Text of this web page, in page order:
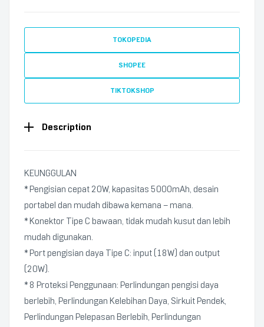
TOKOPEDIA
SHOPEE
TIKTOKSHOP
Description
KEUNGGULAN
* Pengisian cepat 20W, kapasitas 5000mAh, desain
portabel dan mudah dibawa kemana – mana.
* Konektor Tipe C bawaan, tidak mudah kusut dan lebih
mudah digunakan.
* Port pengisian daya Tipe C: input (18W) dan output
(20W).
* 8 Proteksi Penggunaan: Perlindungan pengisi daya
berlebih, Perlindungan Kelebihan Daya, Sirkuit Pendek,
Perlindungan Pelepasan Berlebih, Perlindungan